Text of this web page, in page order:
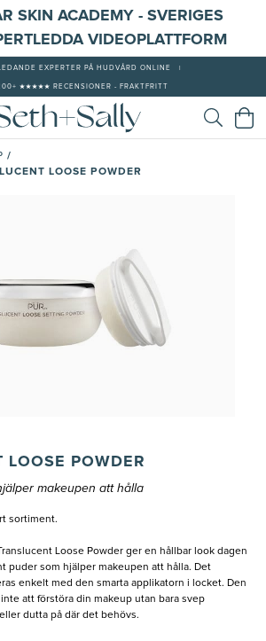
SKIN ACADEMY - SVERIGES
VIDEOPLATTFORM
EXPERTER PÅ HUDVÅRD ONLINE
★★★★★ RECENSIONER - FRAKTFRITT
/
LOOSE POWDER
LOOSE POWDER
makeupen att hålla
sortiment.
Loose Powder ger en hållbar look dagen
puder som hjälper makeupen att hålla. Det
enkelt med den smarta applikatorn i locket. Den
att förstöra din makeup utan bara svep
dutta på där det behövs.